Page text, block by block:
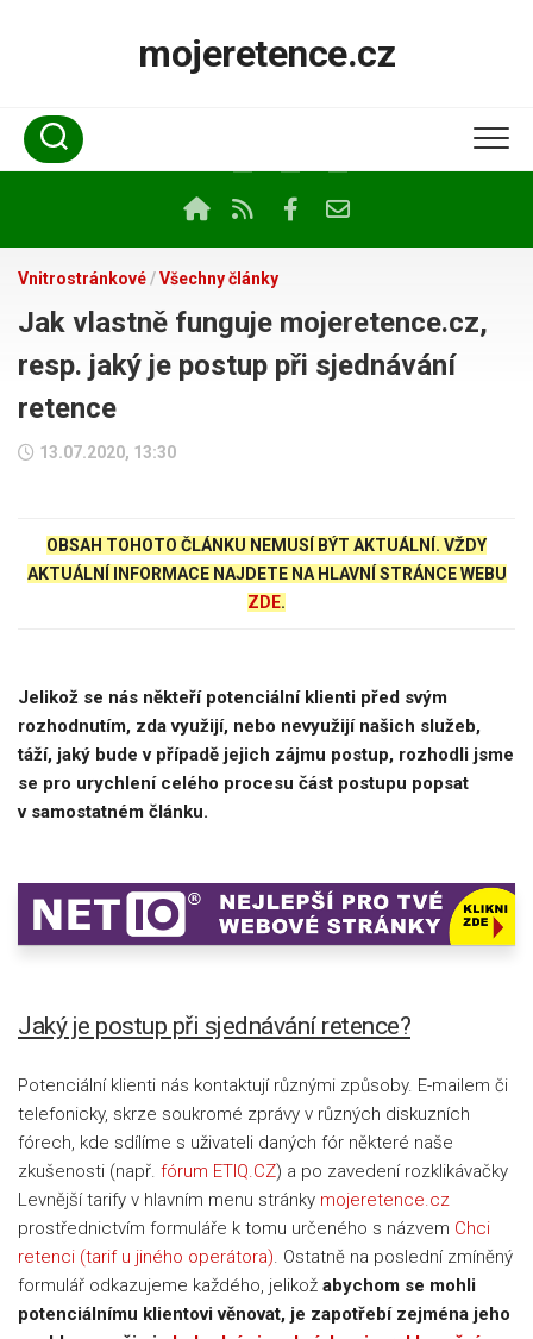
mojeretence.cz
Vnitrostránkové/Všechny články
Jak vlastně funguje mojeretence.cz,
resp. jaký je postup při sjednávání
retence
13.07.2020, 13:30
OBSAH TOHOTO ČLÁNKU NEMUSÍ BÝT AKTUÁLNÍ. VŽDY
AKTUÁLNÍ INFORMACE NAJDETE NA HLAVNÍ STRÁNCE WEBU
ZDE.
Jelikož se nás někteří potenciální klienti před svým
rozhodnutím, zda využijí, nebo nevyužijí našich služeb,
táží, jaký bude v případě jejich zájmu postup, rozhodli jsme
se pro urychlení celého procesu část postupu popsat
v samostatném článku.
Jaký je postup při sjednávání retence?
Potenciální klienti nás kontaktují různými způsoby. E-mailem či
telefonicky, skrze soukromé zprávy v různých diskuzních
fórech, kde sdílíme s uživateli daných fór některé naše
zkušenosti (např. fórum ETIQ.CZ) a po zavedení rozklikávačky
Levnější tarify v hlavním menu stránky mojeretence.cz
prostřednictvím formuláře k tomu určeného s názvem Chci
retenci (tarif u jiného operátora). Ostatně na poslední zmíněný
formulář odkazujeme každého, jelikož abychom se mohli
potenciálnímu klientovi věnovat, je zapotřebí zejména jeho